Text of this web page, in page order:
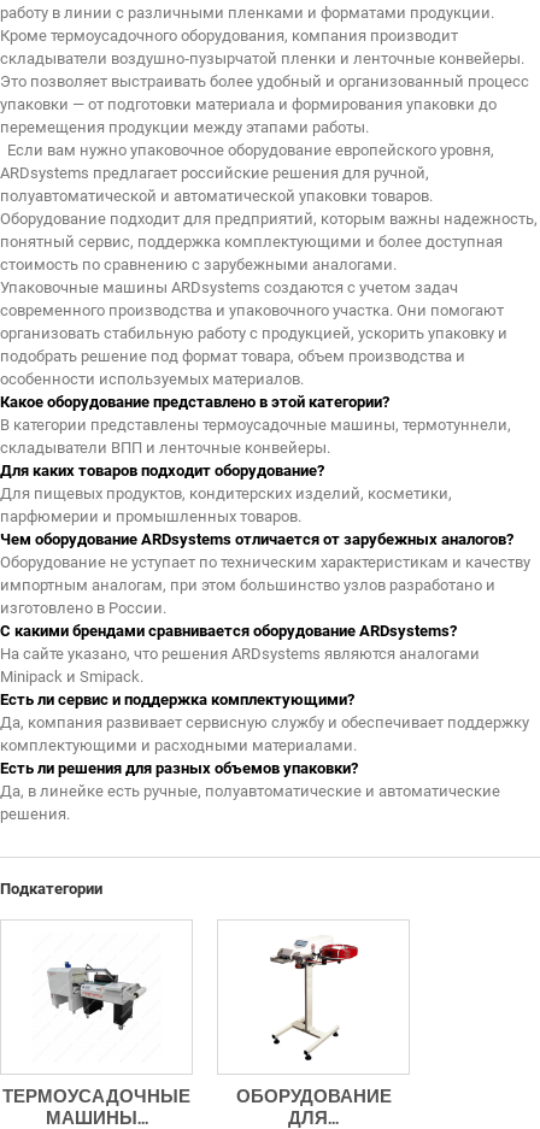
работу в линии с различными пленками и форматами продукции.
Кроме термоусадочного оборудования, компания производит
складыватели воздушно‑пузырчатой пленки и ленточные конвейеры.
Это позволяет выстраивать более удобный и организованный процесс
упаковки — от подготовки материала и формирования упаковки до
перемещения продукции между этапами работы.
Если вам нужно упаковочное оборудование европейского уровня,
ARDsystems предлагает российские решения для ручной,
полуавтоматической и автоматической упаковки товаров.
Оборудование подходит для предприятий, которым важны надежность,
понятный сервис, поддержка комплектующими и более доступная
стоимость по сравнению с зарубежными аналогами.
Упаковочные машины ARDsystems создаются с учетом задач
современного производства и упаковочного участка. Они помогают
организовать стабильную работу с продукцией, ускорить упаковку и
подобрать решение под формат товара, объем производства и
особенности используемых материалов.
Какое оборудование представлено в этой категории?
В категории представлены термоусадочные машины, термотуннели,
складыватели ВПП и ленточные конвейеры.
Для каких товаров подходит оборудование?
Для пищевых продуктов, кондитерских изделий, косметики,
парфюмерии и промышленных товаров.
Чем оборудование ARDsystems отличается от зарубежных аналогов?
Оборудование не уступает по техническим характеристикам и качеству
импортным аналогам, при этом большинство узлов разработано и
изготовлено в России.
С какими брендами сравнивается оборудование ARDsystems?
На сайте указано, что решения ARDsystems являются аналогами
Minipack и Smipack.
Есть ли сервис и поддержка комплектующими?
Да, компания развивает сервисную службу и обеспечивает поддержку
комплектующими и расходными материалами.
Есть ли решения для разных объемов упаковки?
Да, в линейке есть ручные, полуавтоматические и автоматические
решения.
Подкатегории
ТЕРМОУСАДОЧНЫЕ
МАШИНЫ...
ОБОРУДОВАНИЕ
ДЛЯ...